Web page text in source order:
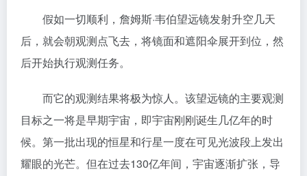
假如一切顺利，詹姆斯·韦伯望远镜发射升空几天
后，就会朝观测点飞去，将镜面和遮阳伞展开到位，然
后开始执行观测任务。
而它的观测结果将极为惊人。该望远镜的主要观测
目标之一将是早期宇宙，即宇宙刚刚诞生几亿年的时
候。第一批出现的恒星和行星一度在可见光波段上发出
耀眼的光芒。但在过去130亿年间，宇宙逐渐扩张，导